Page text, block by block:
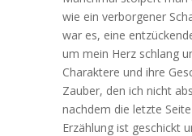
wie ein verborgener
war es, eine
um mein Herz schlang
Charaktere und ihre
Zauber, den ich nicht
nachdem die letzte
Erzählung ist geschickt